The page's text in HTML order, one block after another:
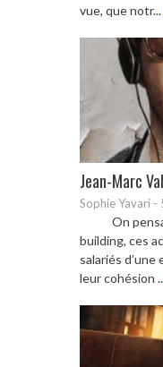
vue, que notr...
Jean-Marc
Sophie Yavari -
On pensait
building, ces
salariés
leur cohésion